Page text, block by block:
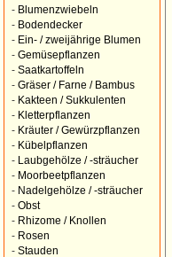
- Blumenzwiebeln
- Bodendecker
- Ein- / zweijährige Blumen
- Gemüsepflanzen
- Saatkartoffeln
- Gräser / Farne / Bambus
- Kakteen / Sukkulenten
- Kletterpflanzen
- Kräuter / Gewürzpflanzen
- Kübelpflanzen
-
Laubgehölze / -sträucher
- Moorbeetpflanzen
- Nadelgehölze / -sträucher
- Obst
- Rhizome / Knollen
- Rosen
- Stauden